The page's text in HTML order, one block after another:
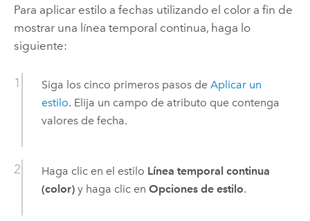
Para aplicar estilo a fechas utilizando el color a fin de
mostrar una línea temporal continua, haga lo
siguiente:
Siga los cinco primeros pasos de Aplicar un
estilo. Elija un campo de atributo que contenga
valores de fecha.
Haga clic en el estilo Línea temporal continua
(color)y haga clic en Opciones de estilo.